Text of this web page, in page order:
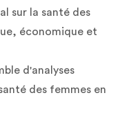
sur la santé des
économique et
d'analyses
des femmes en